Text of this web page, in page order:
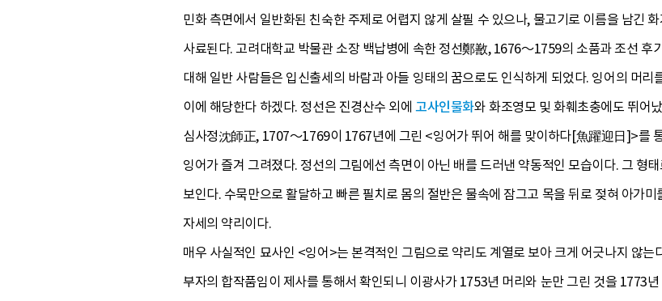
민화 측면에서 일반화된 친숙한 주제로 어렵지 않게 살필 수 있으나, 물고기로 이름을 남긴
사료된다. 고려대학교 박물관 소장 백납병에 속한 정선鄭敾, 1676～1759의 소품과 조선 후
대해 일반 사람들은 입신출세의 바람과 아들 잉태의 꿈으로도 인식하게 되었다. 잉어의 머
이에 해당한다 하겠다. 정선은 진경산수 외에고사인물화와 화조영모 및 화훼초충에도 뛰어
심사정沈師正, 1707～1769이 1767년에 그린 <잉어가 뛰어 해를 맞이하다[魚躍迎日]>를
잉어가 즐겨 그려졌다. 정선의 그림에선 측면이 아닌 배를 드러낸 약동적인 모습이다. 그 형
보인다. 수묵만으로 활달하고 빠른 필치로 몸의 절반은 물속에 잠그고 목을 뒤로 젖혀 아가
자세의 약리이다.
매우 사실적인 묘사인 <잉어>는 본격적인 그림으로 약리도 계열로 보아 크게 어긋나지 않
부자의 합작품임이 제사를 통해서 확인되니 이광사가 1753년 머리와 눈만 그린 것을 1773